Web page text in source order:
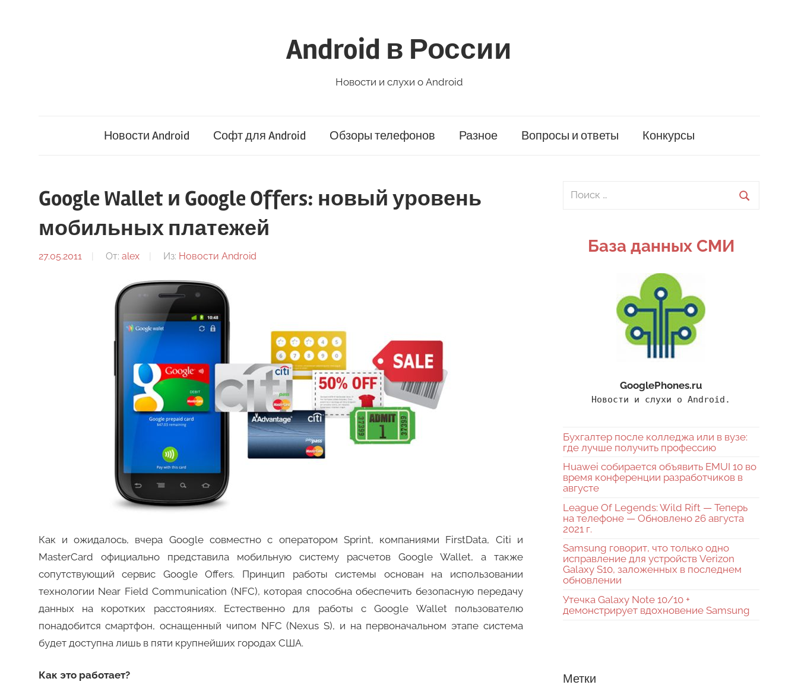
Android в России
Новости и слухи о Android
Новости Android Софт для Android Обзоры телефонов Разное Вопросы и ответы Конкурсы
Google Wallet и Google Offers: новый уровень
мобильных платежей
27.05.2011 От: alex Из: Новости Android
Как и ожидалось, вчера Google совместно с оператором Sprint, компаниями FirstData, Citi и
MasterCard официально представила мобильную систему расчетов Google Wallet, а также
сопутствующий сервис Google Offers. Принцип работы системы основан на использовании
технологии Near Field Communication (NFC), которая способна обеспечить безопасную передачу
данных на коротких расстояниях. Естественно для работы с Google Wallet пользователю
понадобится смартфон, оснащенный чипом NFC (Nexus S), и на первоначальном этапе система
будет доступна лишь в пяти крупнейших городах США.
Как это работает?
Поиск
База данных СМИ
GooglePhones.ru
Новости и слухи о Android.
Бухгалтер после колледжа или в вузе:
где лучше получить профессию
Huawei собирается объявить EMUI 10 во
время конференции разработчиков в
августе
League Of Legends: Wild Rift — Теперь
на телефоне — Обновлено 26 августа
2021 г.
Samsung говорит, что только одно
исправление для устройств Verizon
Galaxy S10, заложенных в последнем
обновлении
Утечка Galaxy Note 10/10 +
демонстрирует вдохновение Samsung
Метки